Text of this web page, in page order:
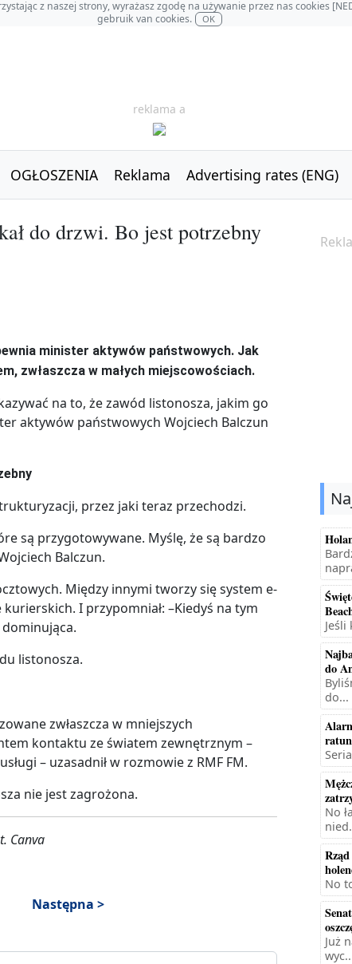
z naszej strony, wyrażasz zgodę na używanie przez nas cookies
gebruik van cookies.
OK
reklama a
OGŁOSZENIA Reklama Advertising rates (ENG)
do drzwi. Bo jest potrzebny
minister aktywów państwowych. Jak
zwłaszcza w małych miejscowościach.
na to, że zawód listonosza, jakim go
aktywów państwowych Wojciech Balczun
przez jaki teraz przechodzi.
są przygotowywane. Myślę, że są bardzo
Balczun.
Między innymi tworzy się system e-
I przypomniał: –Kiedyś na tym
dominująca.
listonosza.
zwłaszcza w mniejszych
kontaktu ze światem zewnętrznym –
– uzasadnił w rozmowie z RMF FM.
nie jest zagrożona.
Canva
Następna >
do
do...
No
No
Już